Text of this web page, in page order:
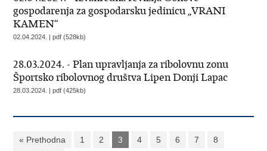
gospodarenja za gospodarsku jedinicu „VRANI
KAMEN“
02.04.2024. | pdf (528kb)
28.03.2024. - Plan upravljanja za ribolovnu zonu
Športsko ribolovnog društva Lipen Donji Lapac
28.03.2024. | pdf (425kb)
« Prethodna 1 2 3 4 5 6 7
8